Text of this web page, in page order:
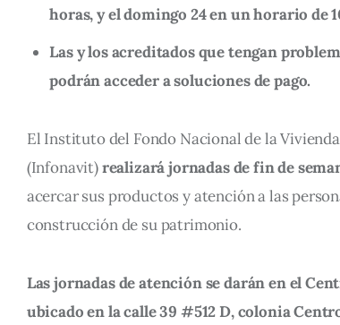
horas, y el domingo 24 en un horario de
Las y los acreditados que tengan
podrán acceder a soluciones de pago.
El Instituto del Fondo Nacional de la
(Infonavit) realizará jornadas de fin de
acercar sus productos y atención a las
construcción de su patrimonio.
Las jornadas de atención se darán en el
ubicado en la calle 39 #512 D, colonia